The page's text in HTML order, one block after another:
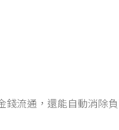
錢流通，還能自動消除